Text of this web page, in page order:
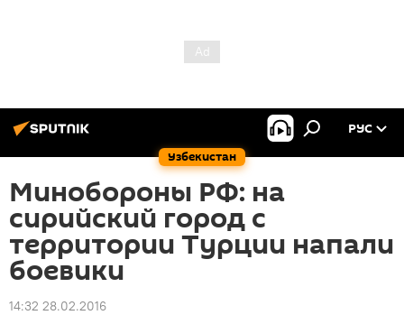
Узбекистан
РУС
Минобороны РФ: на
сирийский город с
территории Турции напали
боевики
14:32 28.02.2016